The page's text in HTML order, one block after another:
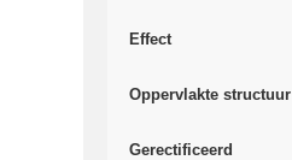
Effect
Oppervlakte structuur
Gerectificeerd